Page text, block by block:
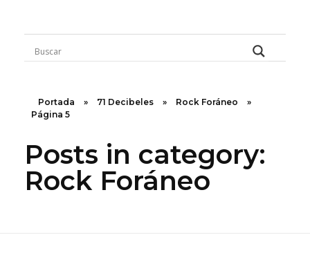
Rugidos Disidentes
Bogotá - Colombia | ISSN 2619-5569
Portada » 71 Decibeles » Rock Foráneo
»
Página 5
Posts in category:
Rock Foráneo